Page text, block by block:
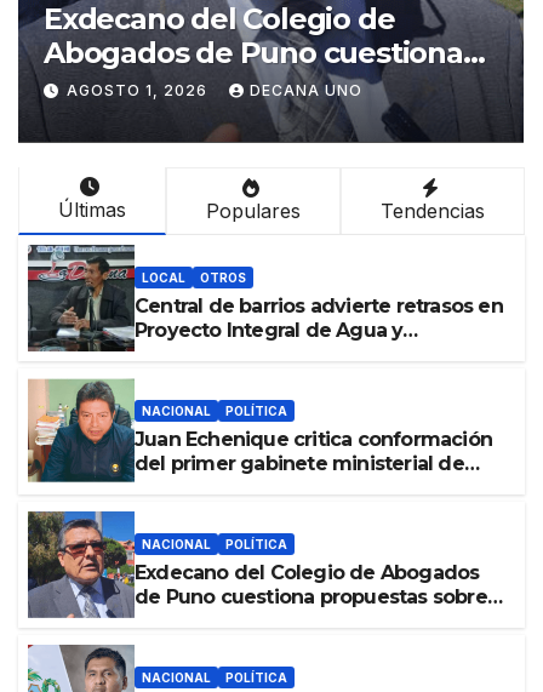
Jaime Quito cuestiona
imparcialidad del Tribunal
Constitucional tras liberación
de Ollanta Humala
AGOSTO 1, 2026 DECANA UNO
Últimas Populares Tendencias
LOCAL OTROS
Central de barrios advierte retrasos en
Proyecto Integral de Agua y
NACIONAL POLÍTICA
Juan Echenique critica conformación
del primer gabinete ministerial de
NACIONAL POLÍTICA
Exdecano del Colegio de Abogados
de Puno cuestiona propuestas sobre
NACIONAL POLÍTICA